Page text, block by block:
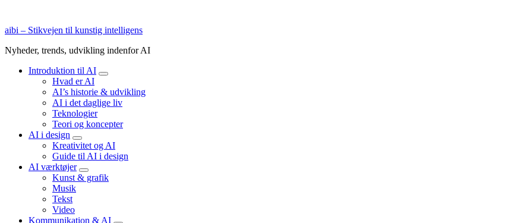
aibi – Stikvejen til kunstig intelligens
Nyheder, trends, udvikling indenfor AI
Introduktion til AI
expand
child
menu
Hvad er AI
AI’s historie & udvikling
AI i det daglige liv
Teknologier
Teori og koncepter
AI i design
expand
child
menu
Kreativitet og AI
Guide til AI i design
AI værktøjer
expand
child
Kunst & grafik
Musik
Tekst
Video
Kommunikation & AI